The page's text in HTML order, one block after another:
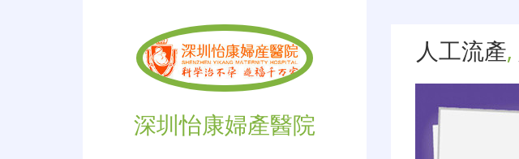
深圳怡康婦產醫院
人工流產,